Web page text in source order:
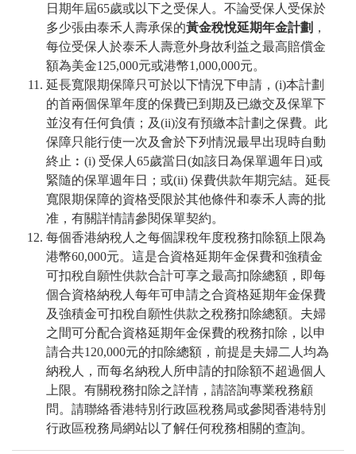
日期年屆65歲或以下之受保人。不論受保人受保於
多少張由泰禾人壽承保的黃金稅悅延期年金計劃 ，
每位受保人於泰禾人壽意外身故利益之最高賠償金
額為美金125,000元或港幣1,000,000元。
延長寬限期保障只可於以下情況下申請，(i)本計劃
的首兩個保單年度的保費已到期及已繳交及保單下
並沒有任何負債；及(ii)沒有預繳本計劃之保費。此
保障只能行使一次及會於下列情況最早出現時自動
終止︰(i) 受保人65歲當日(如該日為保單週年日)或
緊隨的保單週年日；或(ii) 保費供款年期完結。延長
寬限期保障的資格受限於其他條件和泰禾人壽的批
准，有關詳情請參閱保單契約。
每個香港納稅人之每個課稅年度稅務扣除額上限為
港幣60,000元。這是合資格延期年金保費和強積金
可扣稅自願性供款合計可享之最高扣除總額，即每
個合資格納稅人每年可申請之合資格延期年金保費
及強積金可扣稅自願性供款之稅務扣除總額。夫婦
之間可分配合資格延期年金保費的稅務扣除，以申
請合共120,000元的扣除總額，前提是夫婦二人均為
納稅人，而每名納稅人所申請的扣除額不超過個人
上限。有關稅務扣除之詳情，請諮詢專業稅務顧
問。請聯絡香港特別行政區稅務局或參閱香港特別
行政區稅務局網站以了解任何稅務相關的查詢。